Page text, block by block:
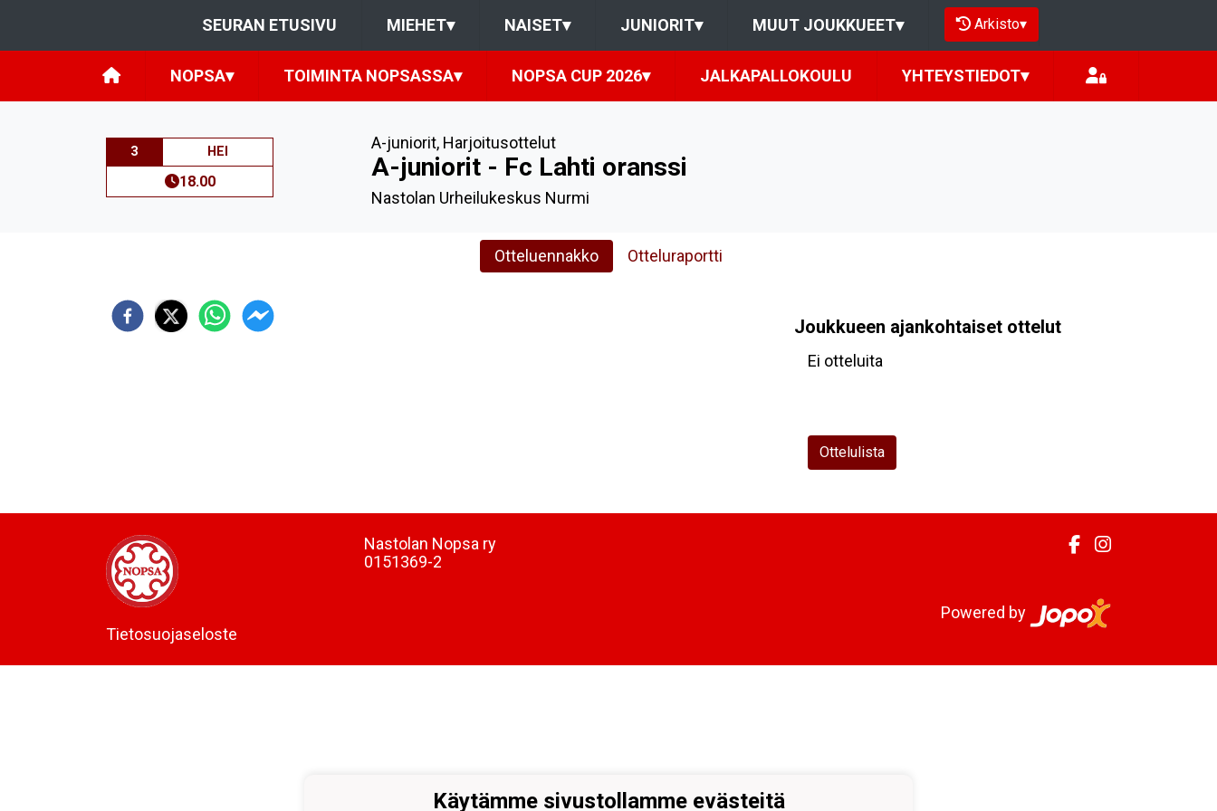
SEURAN ETUSIVU MIEHET▾ NAISET▾ JUNIORIT▾ MUUT JOUKKUEET▾ Arkisto▾
NOPSA▾ TOIMINTA NOPSASSA▾ NOPSA CUP 2026▾ JALKAPALLOKOULU YHTEYSTIEDOT▾
3 HEI
18.00
A-juniorit, Harjoitusottelut
A-juniorit - Fc Lahti oranssi
Nastolan Urheilukeskus Nurmi
Otteluennakko Otteluraportti
Joukkueen ajankohtaiset ottelut
Ei otteluita
Ottelulista
Tietosuojaseloste
Nastolan Nopsa ry
0151369-2
Powered by
Käytämme sivustollamme evästeitä